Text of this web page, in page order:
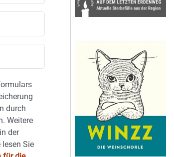
durch
Weitere
der
lesen Sie